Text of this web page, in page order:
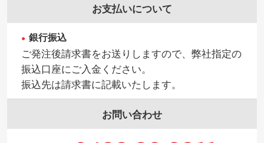
お支払いについて
銀行振込
ご発注後請求書をお送りしますので、弊社指定の
振込口座にご入金ください。
振込先は請求書に記載いたします。
お問い合わせ